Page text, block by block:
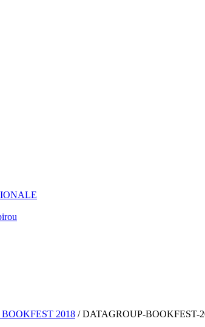
2018 / DATAGROUP-BOOKFEST-